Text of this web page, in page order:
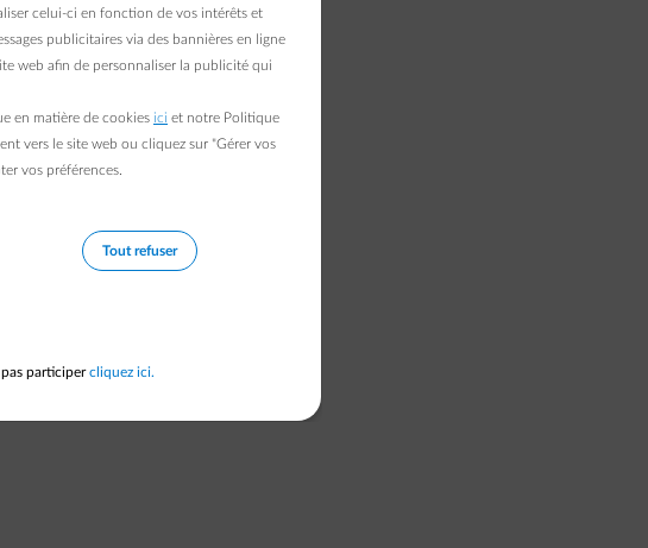
celui-ci en fonction de vos intérêts et
publicitaires via des bannières en ligne
web afin de personnaliser la publicité qui
en matière de cookies ici et notre Politique
vers le site web ou cliquez sur "Gérer vos
vos préférences.
Tout refuser
participercliquez ici.